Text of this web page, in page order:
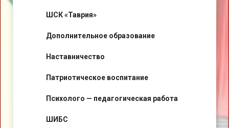
ШСК «Таврия»
Дополнительное образование
Наставничество
Патриотическое воспитание
Психолого — педагогическая работа
ШИБС